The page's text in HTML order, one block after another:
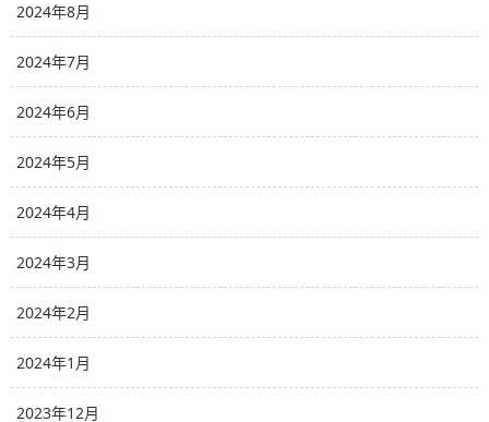
2024年8月
2024年7月
2024年6月
2024年5月
2024年4月
2024年3月
2024年2月
2024年1月
2023年12月